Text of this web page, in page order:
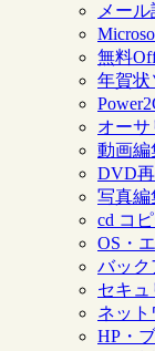
メー
無料
年賀状
オー
動画編
DVD
写真編
cd コ
OS・
バック
セキ
ネッ
HP・